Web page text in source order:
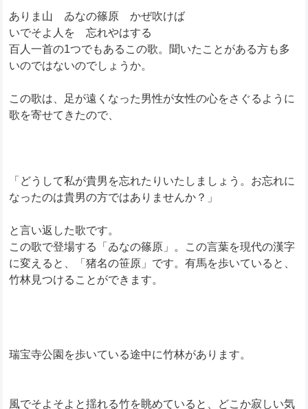
ありま山 ゐなの篠原 かぜ吹けば
いでそよ人を 忘れやはする
百人一首の1つでもあるこの歌。聞いたことがある方も多
いのではないのでしょうか。
この歌は、足が遠くなった男性が女性の心をさぐるように
歌を寄せてきたので、
「どうして私が貴男を忘れたりいたしましょう。お忘れに
なったのは貴男の方ではありませんか？」
と言い返した歌です。
この歌で登場する「ゐなの篠原」。この言葉を現代の漢字
に変えると、「猪名の笹原」です。有馬を歩いていると、
竹林見つけることができます。
瑞宝寺公園を歩いている途中に竹林があります。
風でそよそよと揺れる竹を眺めていると、どこか寂しい気